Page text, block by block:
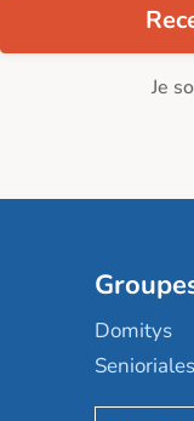
Je
Domitys
Senioriales
Nohée